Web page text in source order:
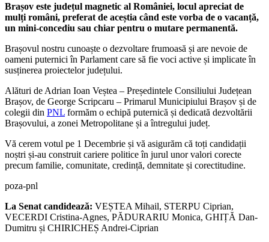
Brașov este județul magnetic al României, locul apreciat de
mulți români, preferat de aceștia când este vorba de o vacanță,
un mini-concediu sau chiar pentru o mutare permanentă.
Brașovul nostru cunoaște o dezvoltare frumoasă și are nevoie de
oameni puternici în Parlament care să fie voci active și implicate în
susținerea proiectelor județului.
Alături de Adrian Ioan Veștea – Președintele Consiliului Județean
Brașov, de George Scripcaru – Primarul Municipiului Brașov și de
colegii din PNL formăm o echipă puternică și dedicată dezvoltării
Brașovului, a zonei Metropolitane și a întregului județ.
Vă cerem votul pe 1 Decembrie și vă asigurăm că toți candidații
noștri și-au construit cariere politice în jurul unor valori corecte
precum familie, comunitate, credință, demnitate și corectitudine.
poza-pnl
La Senat candidează: VEȘTEA Mihail, STERPU Ciprian,
VECERDI Cristina-Agnes, PĂDURARIU Monica, GHIȚĂ Dan-
Dumitru și CHIRICHEȘ Andrei-Ciprian